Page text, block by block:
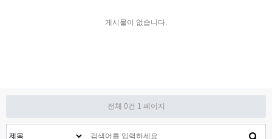
게시물이 없습니다.
전체 0건 1 페이지